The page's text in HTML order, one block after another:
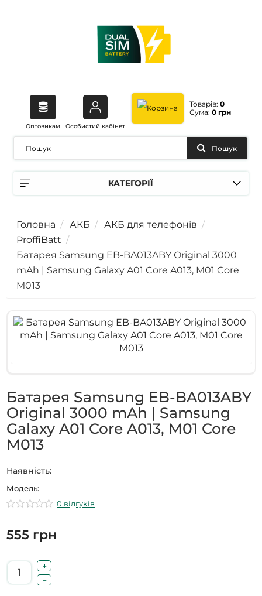
Оптовикам Особистий кабінет
Товарів: 0
Сума: 0 грн
КАТЕГОРІЇ
Пошук
Головна АКБ
АКБ для телефонів
ProffiBatt
Батарея Samsung EB-BA013ABY Original 3000
mAh | Samsung Galaxy A01 Core A013, M01 Core
M013
Батарея Samsung EB-BA013ABY
Original 3000 mAh | Samsung
Galaxy A01 Core A013, M01 Core
M013
Наявність:
Модель:
0 відгуків
555 грн